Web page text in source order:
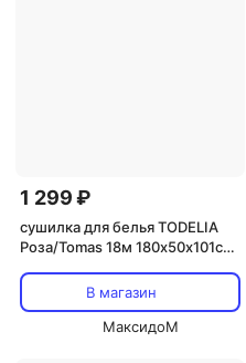
1 299 ₽
сушилка для белья TODELIA
Роза/Tomas 18м 180х50х101см
В магазин
МаксидоМ